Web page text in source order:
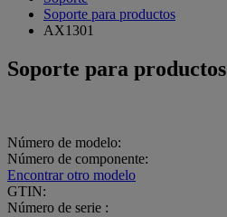
Soporte para productos
AX1301
Soporte para productos
Número de modelo:
Número de componente:
Encontrar otro modelo
GTIN:
Número de serie :